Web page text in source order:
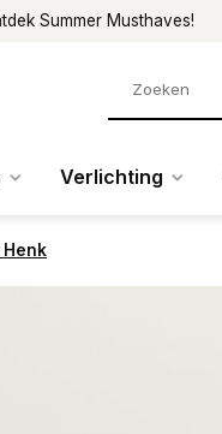
Summer Musthaves!
Verlichting